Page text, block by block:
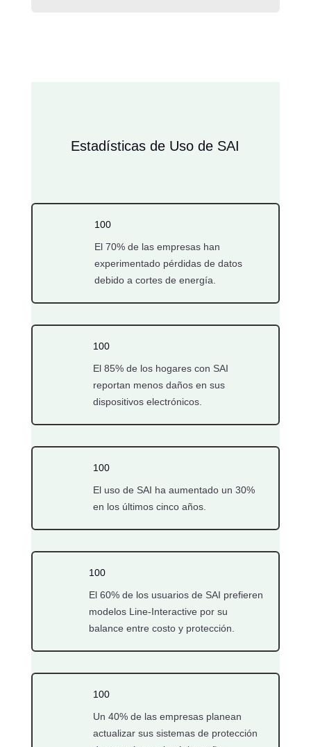
Estadísticas de Uso de SAI
100
El 70% de las empresas han
experimentado pérdidas de datos
debido a cortes de energía.
100
El 85% de los hogares con SAI
reportan menos daños en sus
dispositivos electrónicos.
100
El uso de SAI ha aumentado un 30%
en los últimos cinco años.
100
El 60% de los usuarios de SAI prefieren
modelos Line-Interactive por su
balance entre costo y protección.
100
Un 40% de las empresas planean
actualizar sus sistemas de protección